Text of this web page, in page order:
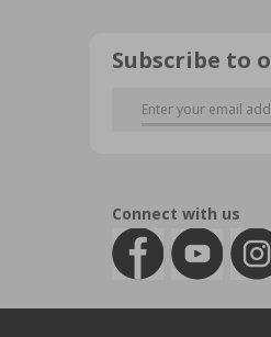
Subscribe to
Connect with us